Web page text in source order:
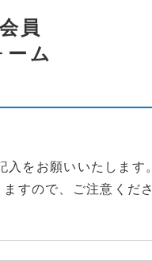
員
ーム
をお願いいたします。
すので、ご注意くださ